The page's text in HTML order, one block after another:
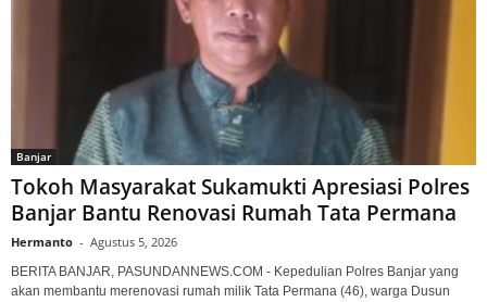
Banjar
Tokoh Masyarakat Sukamukti Apresiasi Polres
Banjar Bantu Renovasi Rumah Tata Permana
Hermanto - Agustus 5, 2026
BERITA BANJAR, PASUNDANNEWS.COM - Kepedulian Polres Banjar yang
akan membantu merenovasi rumah milik Tata Permana (46), warga Dusun